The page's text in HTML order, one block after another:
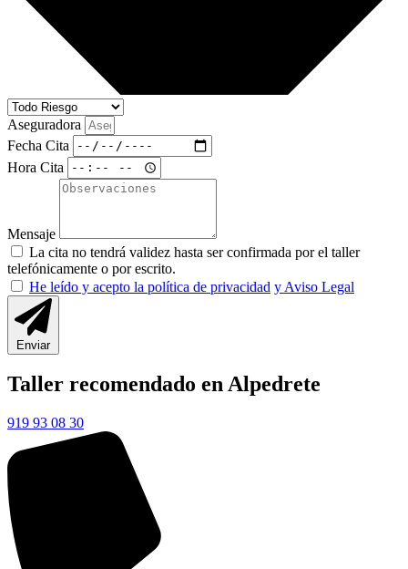
Aseguradora
Fecha Cita
Hora Cita
Mensaje
La cita no tendrá validez hasta ser confirmada por el taller
telefónicamente o por escrito.
He leído y acepto la política de privacidad y Aviso Legal
Enviar
Taller recomendado en Alpedrete
919 93 08 30